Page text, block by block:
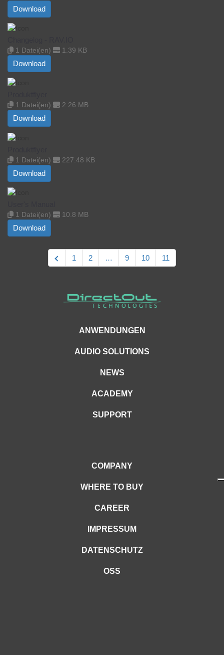
Download
1 Datei(en) 1.39 KB
Download
1 Datei(en) 2.26 MB
Download
1 Datei(en) 227.48 KB
Download
1 Datei(en) 10.8 MB
Download
1 2 … 9 10 11
ANWENDUNGEN
AUDIO SOLUTIONS
NEWS
ACADEMY
SUPPORT
COMPANY
WHERE TO BUY
CAREER
IMPRESSUM
DATENSCHUTZ
OSS